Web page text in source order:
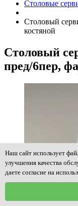
Столовые
Столовый
костяной
Столовый
пред/6пер,
Наш сайт использует
улучшения качества
даете согласие на